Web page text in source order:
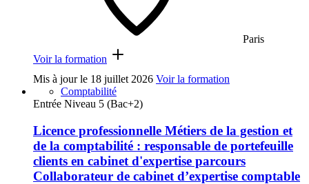
Paris
Voir la formation
Mis à jour le 18 juillet 2026 Voir la formation
Comptabilité
Entrée Niveau 5 (Bac+2)
Licence professionnelle Métiers de la gestion et
de la comptabilité : responsable de portefeuille
clients en cabinet d'expertise parcours
Collaborateur de cabinet d’expertise comptable